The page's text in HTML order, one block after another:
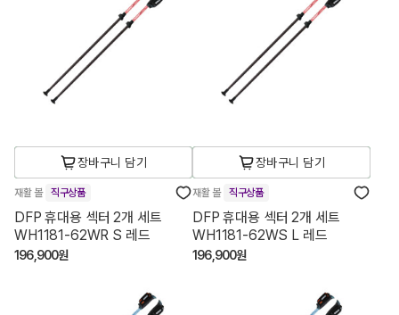
장바구니 담기
재활 볼 직구상품
DFP 휴대용 섹터 2개 세트
WH1181-62WR S 레드
196,900원
장바구니 담기
재활 볼 직구상품
DFP 휴대용 섹터 2개 세트
WH1181-62WS L 레드
196,900원